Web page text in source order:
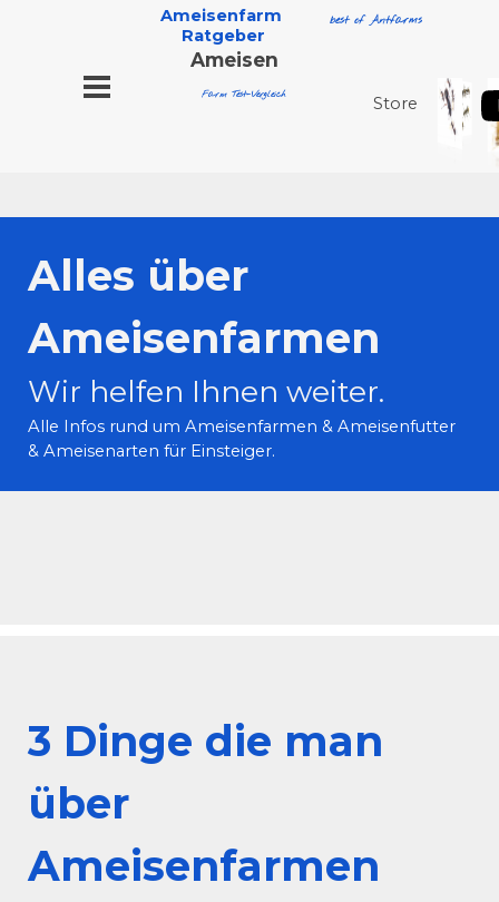
Ameisen
Farm Test-Vergleich
best of Antfarms
Ameisenfarm
Ratgeber
Store
Alles über
Ameisenfarmen
Wir helfen Ihnen weiter.
Alle Infos rund um Ameisenfarmen & Ameisenfutter
& Ameisenarten für Einsteiger.
3 Dinge die man
über
Ameisenfarmen